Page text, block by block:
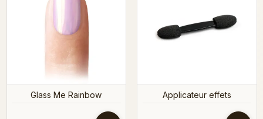
Glass Me Rainbow Applicateur effets